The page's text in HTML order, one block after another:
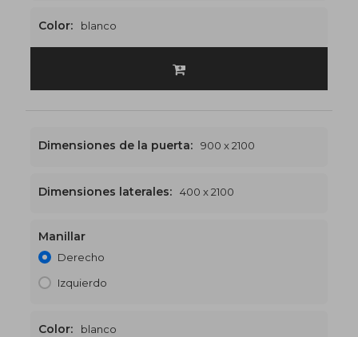
Color: blanco
1300 x 2100
Dimensiones de la puerta: 900 x 2100
Dimensiones laterales: 400 x 2100
Manillar
Derecho
Izquierdo
Color: blanco